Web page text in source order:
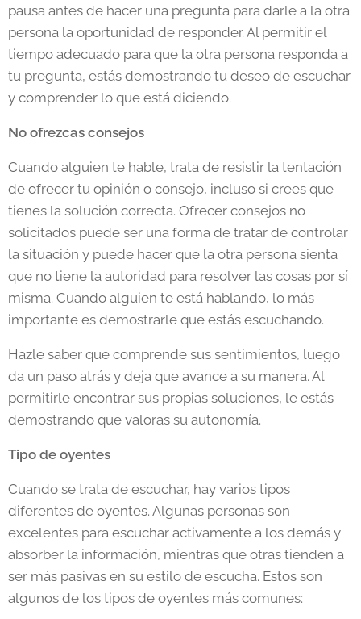
pausa antes de hacer una pregunta para darle a la otra
persona la oportunidad de responder. Al permitir el
tiempo adecuado para que la otra persona responda a
tu pregunta, estás demostrando tu deseo de escuchar
y comprender lo que está diciendo.
No ofrezcas consejos
Cuando alguien te hable, trata de resistir la tentación
de ofrecer tu opinión o consejo, incluso si crees que
tienes la solución correcta. Ofrecer consejos no
solicitados puede ser una forma de tratar de controlar
la situación y puede hacer que la otra persona sienta
que no tiene la autoridad para resolver las cosas por sí
misma. Cuando alguien te está hablando, lo más
importante es demostrarle que estás escuchando.
Hazle saber que comprende sus sentimientos, luego
da un paso atrás y deja que avance a su manera. Al
permitirle encontrar sus propias soluciones, le estás
demostrando que valoras su autonomía.
Tipo de oyentes
Cuando se trata de escuchar, hay varios tipos
diferentes de oyentes. Algunas personas son
excelentes para escuchar activamente a los demás y
absorber la información, mientras que otras tienden a
ser más pasivas en su estilo de escucha. Estos son
algunos de los tipos de oyentes más comunes: